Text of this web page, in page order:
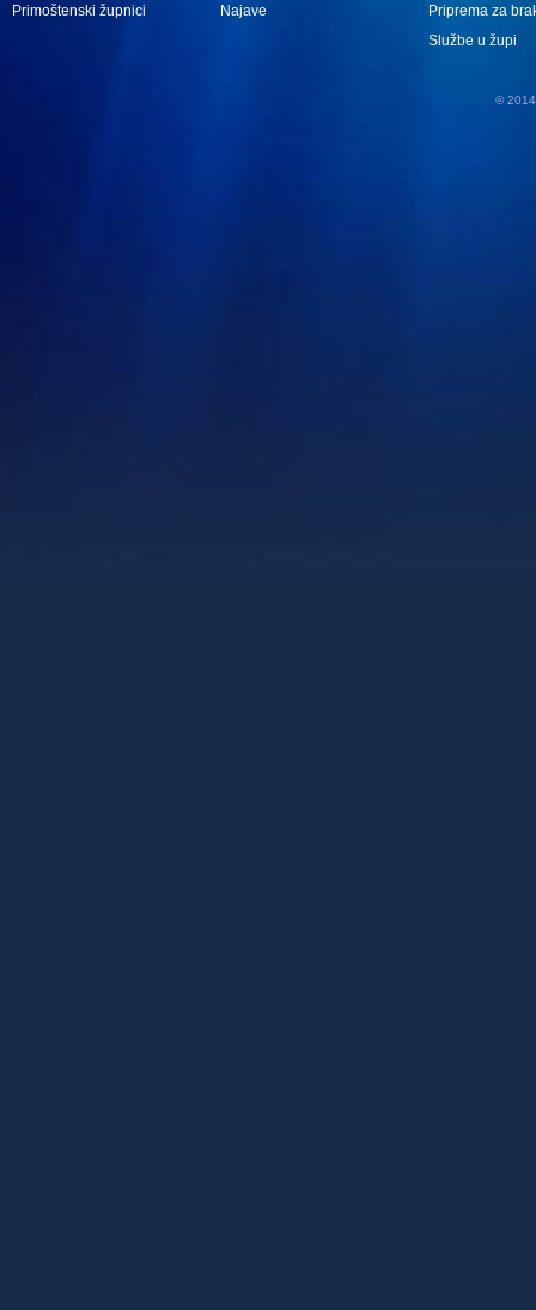
Primoštenski župnici
Najave
Priprema za
Službe u župi
© 2014